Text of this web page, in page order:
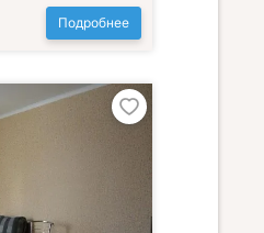
Подробнее